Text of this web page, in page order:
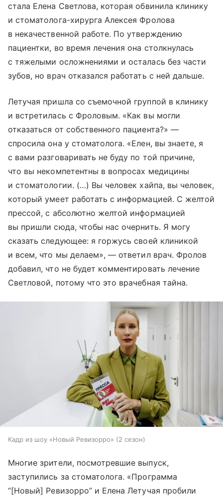
стала Елена Светлова, которая обвинила клинику
и стоматолога-хирурга Алексея Фролова
в некачественной работе. По утверждению
пациентки, во время лечения она столкнулась
с тяжелыми осложнениями и осталась без части
зубов, но врач отказался работать с ней дальше.
Летучая пришла со съемочной группой в клинику
и встретилась с Фроловым. «Как вы могли
отказаться от собственного пациента?» —
спросила она у стоматолога. «Елен, вы знаете, я
с вами разговаривать не буду по той причине,
что вы некомпетентны в вопросах медицины
и стоматологии. (…) Вы человек хайпа, вы человек,
который умеет работать с информацией. С желтой
прессой, с абсолютно желтой информацией
вы пришли сюда, чтобы нас очернить. Я могу
сказать следующее: я горжусь своей клиникой
и всем, что мы делаем», — ответил врач. Фролов
добавил, что не будет комментировать лечение
Светловой, потому что это врачебная тайна.
Кадр из шоу «Новый Ревизорро» (2 сезон)
Многие зрители, посмотревшие выпуск,
заступились за стоматолога. «Программа
“[Новый] Ревизорро” и Елена Летучая пробили